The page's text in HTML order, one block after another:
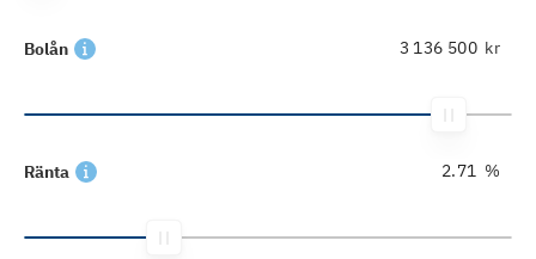
Bolån kr
Ränta %